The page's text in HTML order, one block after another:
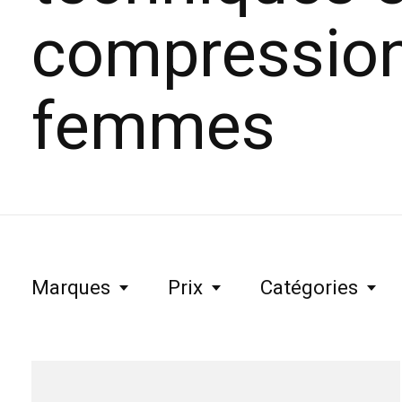
femmes
Marques Prix Catégories